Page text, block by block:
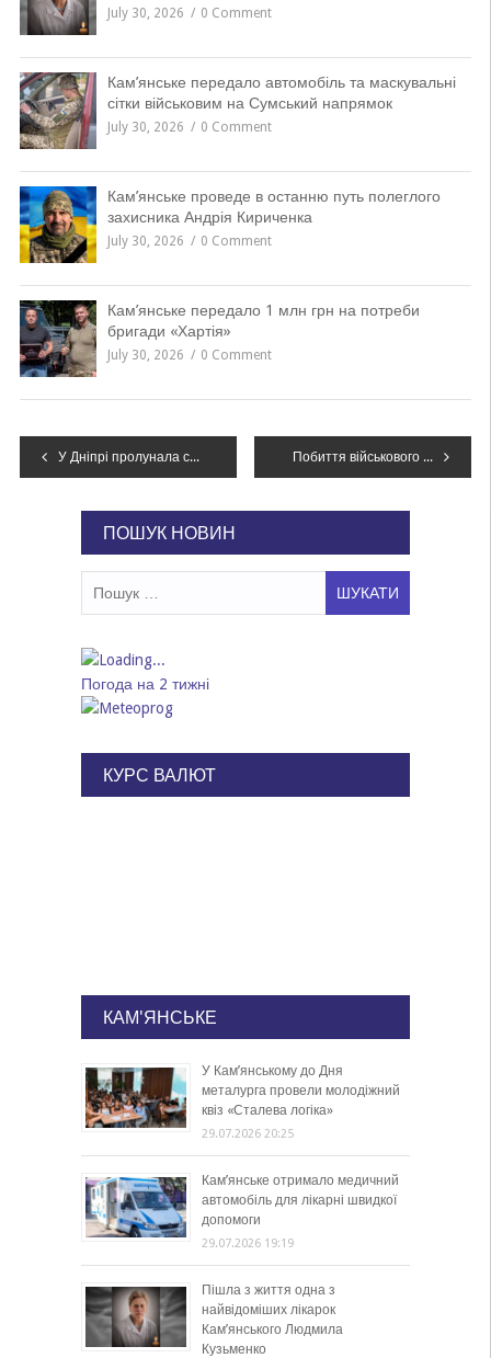
July 30, 2026 0 Comment
Кам’янське передало автомобіль та маскувальні
сітки військовим на Сумський напрямок
July 30, 2026 0 Comment
Кам’янське проведе в останню путь полеглого
захисника Андрія Кириченка
July 30, 2026 0 Comment
Кам’янське передало 1 млн грн на потреби
бригади «Хартія»
July 30, 2026 0 Comment
Навігація
У Дніпрі пролунала серія вибухів: що відомо Побиття військового в Івано-Франківську: Нацполіція встановила двох підозрюваних
ПОШУК НОВИН
Погода на 2 тижні
КУРС ВАЛЮТ
КАМ'ЯНСЬКЕ
У Кам’янському до Дня
металурга провели молодіжний
квіз «Сталева логіка»
29.07.2026 20:25
Кам’янське отримало медичний
автомобіль для лікарні швидкої
допомоги
29.07.2026 19:19
Пішла з життя одна з
найвідоміших лікарок
Кам’янського Людмила
Кузьменко